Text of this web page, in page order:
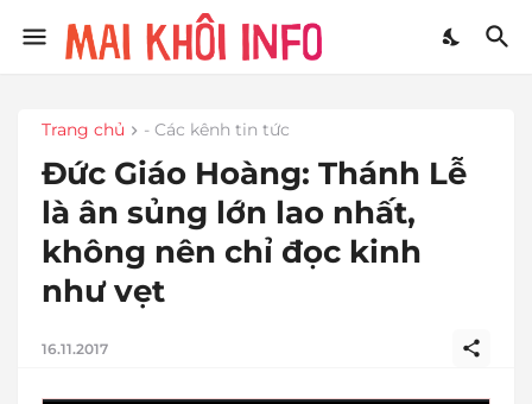
Trang chủ - Các kênh tin tức
Đức Giáo Hoàng: Thánh Lễ
là ân sủng lớn lao nhất,
không nên chỉ đọc kinh
như vẹt
16.11.2017